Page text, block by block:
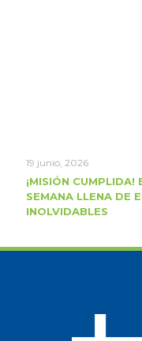
19 junio, 2026
¡MISIÓN CUMPLIDA!
SEMANA LLENA DE
INOLVIDABLES